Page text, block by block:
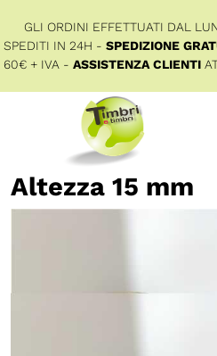
GLI ORDINI EFFETTUATI DAL
SPEDITI IN 24H - SPEDIZIONE
60€ + IVA - ASSISTENZA CLIENTI
Altezza 15 mm